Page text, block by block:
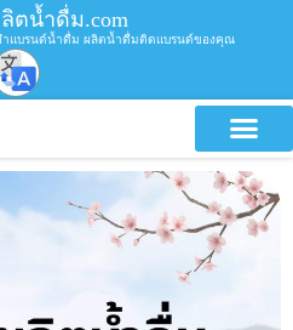
ตน้ำดื่ม.com
ำแบรนด์น้ำดื่ม ผลิตน้ำดื่มติดแบรนด์ของคุณ